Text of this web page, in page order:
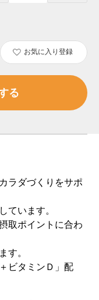
お気に入り登録
ラダづくりをサポ
ています。
取ポイントに合わ
す。
ビタミンＤ」配